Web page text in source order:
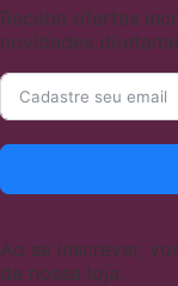
Receba ofertas
novidades
Ao se inscrever,
de nossa loja.